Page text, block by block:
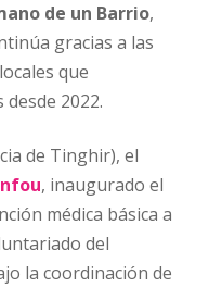
de un Barrio,
gracias a las
que
2022.
de Tinghir), el
, inaugurado el
médica básica a
del
la coordinación de